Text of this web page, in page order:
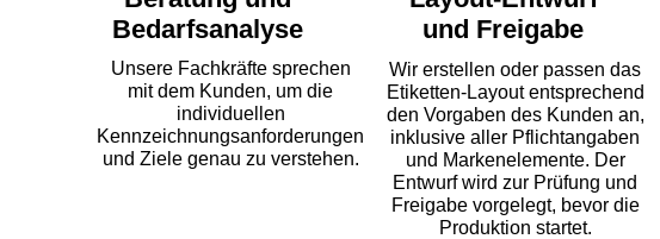
Bedarfsanalyse
und Freigabe
Unsere Fachkräfte sprechen
mit dem Kunden, um die
individuellen
Kennzeichnungsanforderungen
und Ziele genau zu verstehen.
Wir erstellen oder passen das
Etiketten-Layout entsprechend
den Vorgaben des Kunden an,
inklusive aller Pflichtangaben
und Markenelemente. Der
Entwurf wird zur Prüfung und
Freigabe vorgelegt, bevor die
Produktion startet.